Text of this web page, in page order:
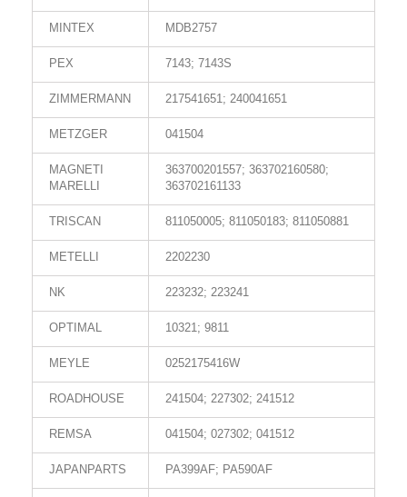
MINTEX MDB2757
PEX 7143; 7143S
ZIMMERMANN 217541651; 240041651
METZGER 041504
MAGNETI
MARELLI
363700201557; 363702160580;
363702161133
TRISCAN 811050005; 811050183; 811050881
METELLI 2202230
NK 223232; 223241
OPTIMAL 10321; 9811
MEYLE 0252175416W
ROADHOUSE 241504; 227302; 241512
REMSA 041504; 027302; 041512
JAPANPARTS PA399AF; PA590AF